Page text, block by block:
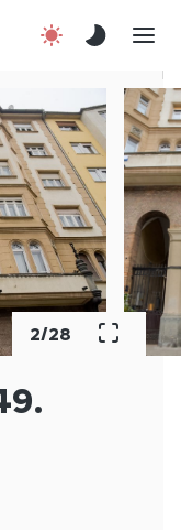
Csatlakozz!
Kapcsolat
En
2/28